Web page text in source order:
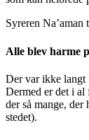
Syreren
Alle blev harme
Der var ikke langt
Dermed er det i al
der så mange,
stedet).